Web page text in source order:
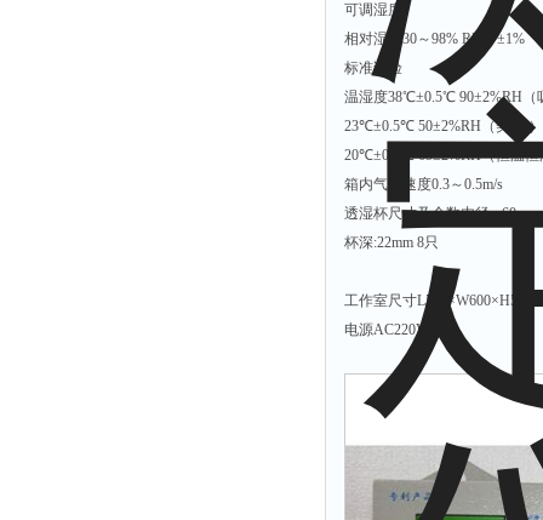
可调湿度
相对湿度30～98% RH，±1%
标准试验
温湿度38℃±0.5℃ 90±2%RH（
23℃±0.5℃ 50±2%RH（美 标
20℃±0.5℃ 65±2%RH（恒温
箱内气流速度0.3～0.5m/s
透湿杯尺寸及个数内径:φ60mm
杯深:22mm 8只
工作室尺寸
电源AC220V